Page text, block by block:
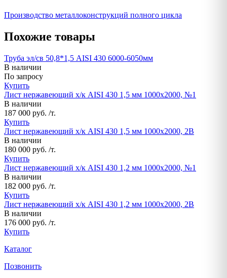
Производство металлоконструкций полного цикла
Похожие товары
Труба эл/св 50,8*1,5 AISI 430 6000-6050мм
В наличии
По запросу
Купить
Лист нержавеющий х/к AISI 430 1,5 мм 1000х2000, №1
В наличии
187 000 руб. /т.
Купить
Лист нержавеющий х/к AISI 430 1,5 мм 1000х2000, 2B
В наличии
180 000 руб. /т.
Купить
Лист нержавеющий х/к AISI 430 1,2 мм 1000х2000, №1
В наличии
182 000 руб. /т.
Купить
Лист нержавеющий х/к AISI 430 1,2 мм 1000х2000, 2B
В наличии
176 000 руб. /т.
Купить
Каталог
Позвонить